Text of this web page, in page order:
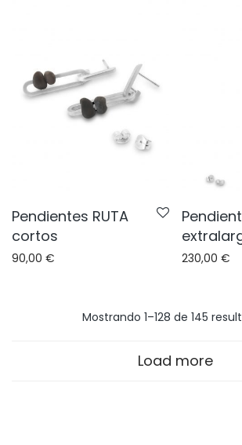
Pendientes RUTA
cortos
90,00 € 230,00 €
Mostrando 1–128 de 145
Load more